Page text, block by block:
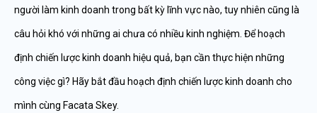
người làm kinh doanh trong bất kỳ lĩnh vực nào, tuy nhiên cũng là
câu hỏi khó với những ai chưa có nhiều kinh nghiệm. Để hoạch
định chiến lược kinh doanh hiệu quả, bạn cần thực hiện những
công việc gì? Hãy bắt đầu hoạch định chiến lược kinh doanh cho
mình cùng Facata Skey.